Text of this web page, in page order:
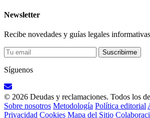
Newsletter
Recibe novedades y guías legales
Suscribirme
Síguenos
© 2026 Deudas y reclamaciones. Todos los
Sobre nosotros Metodología Política editorial
Privacidad Cookies Mapa del Sitio